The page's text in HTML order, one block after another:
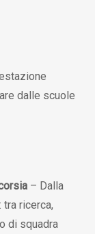
dalle scuole
– Dalla
tra ricerca,
di squadra